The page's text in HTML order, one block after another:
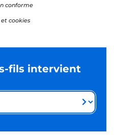
conforme
cookies
fils intervient